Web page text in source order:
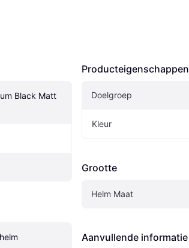
Black Matt
Producteigenschappen
Doelgroep
Kleur
Grootte
Helm Maat
Aanvullende informatie